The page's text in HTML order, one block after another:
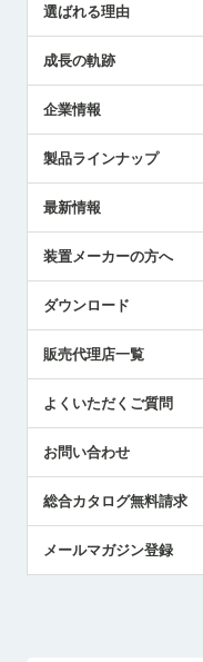
解決策提案
選ばれる理由
成長の軌跡
企業情報
ごあいさつ
受賞履歴
採用情報
国/地域/言語
製品ラインナップ
ツールセッタ製品
エアマイクロセンサ製品
最新情報
メトロールの技術
社員ブログ
中小企業のBCP地震対策
センサのテクニカルガイド
社長ブログ
装置メーカーの方へ
ダウンロード
販売代理店一覧
よくいただくご質問
お問い合わせ
総合カタログ無料請求
メールマガジン登録